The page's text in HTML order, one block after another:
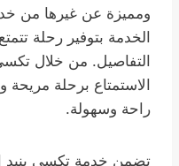
ومميزة عن غيرها من
الخدمة بتوفير رحلة
التفاصيل. من خلال
الاستمتاع برحلة مريحة
راحة وسهولة.
تضمن خدمة تكسي بنيد